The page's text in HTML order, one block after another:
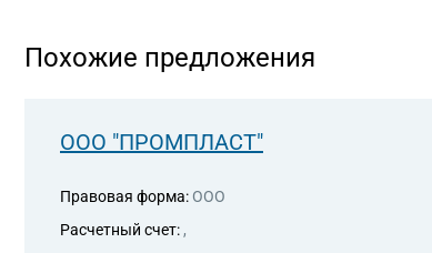
Похожие предложения
ООО "ПРОМПЛАСТ"
Правовая форма: ООО
Расчетный счет: ,